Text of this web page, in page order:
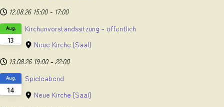
12.08.26 15:00 - 17:00
13
Aug.
Kirchenvorstandssitzung - öffentlich
Neue Kirche [Saal]
13.08.26 19:00 - 22:00
14
Aug.
Spieleabend
Neue Kirche [Saal]